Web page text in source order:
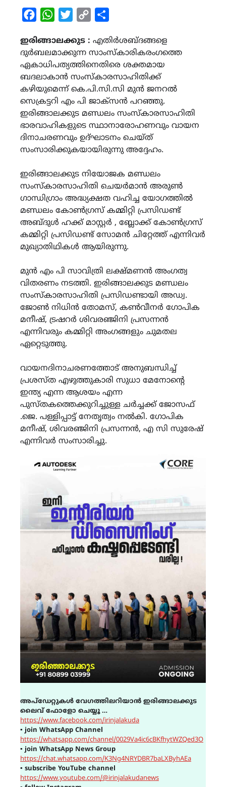
FacebookWhatsAppTwitterCopy
ഇരിങ്ങാലക്കുട : എതിർശബ്ദങ്ങളെ
ദുർബലമാക്കുന്ന സാംസ്കാരികരംഗത്തെ
ഏകാധിപത്യത്തിനെതിരെ ശക്തമായ
ബദലാകാൻ സംസ്കാരസാഹിതിക്ക്
കഴിയുമെന്ന് കെ.പി.സി.സി മുൻ ജനറൽ
സെക്രട്ടറി എം പി ജാക്സൻ പറഞ്ഞു.
ഇരിങ്ങാലക്കുട മണ്ഡലം സംസ്കാരസാഹിതി
ഭാരവാഹികളുടെ സ്ഥാനാരോഹണവും വായന
ദിനാചരണവും ഉദ്ഘാടനം ചെയ്ത്
സംസാരിക്കുകയായിരുന്നു അദ്ദേഹം.
ഇരിങ്ങാലക്കുട നിയോജക മണ്ഡലം
സംസ്കാരസാഹിതി ചെയർമാൻ അരുൺ
ഗാന്ധിഗ്രാം അദ്ധ്യക്ഷത വഹിച്ച യോഗത്തിൽ
മണ്ഡലം കോൺഗ്രസ് കമ്മിറ്റി പ്രസിഡണ്ട്
അബ്ദുൾ ഹക്ക് മാസ്റ്റർ , ബ്ലോക്ക് കോൺഗ്രസ്
കമ്മിറ്റി പ്രസിഡണ്ട് സോമൻ ചിറ്റേത്ത് എന്നിവർ
മുഖ്യാതിഥികൾ ആയിരുന്നു.
മുൻ എം പി സാവിത്രി ലക്ഷ്മണൻ അംഗത്വ
വിതരണം നടത്തി. ഇരിങ്ങാലക്കുട മണ്ഡലം
സംസ്കാരസാഹിതി പ്രസിഡണ്ടായി അഡ്വ.
ജോൺ നിധിൻ തോമസ്, കൺവീനർ ഗോപിക
മനീഷ്, ട്രഷറർ ശിവരഞ്ജിനി പ്രസന്നൻ
എന്നിവരും കമ്മിറ്റി അംഗങ്ങളും ചുമതല
ഏറ്റെടുത്തു.
വായനദിനാചരണത്തോട് അനുബന്ധിച്ച്
പ്രശസ്ത എഴുത്തുകാരി സുധാ മേനോൻ്റെ
ഇന്ത്യ എന്ന ആശയം എന്ന
പുസ്തകത്തെക്കുറിച്ചുള്ള ചർച്ചക്ക് ജോസഫ്
.ജെ. പള്ളിപ്പാട്ട് നേതൃത്വം നൽകി. ഗോപിക
മനീഷ്, ശിവരഞ്ജിനി പ്രസന്നൻ, എ സി സുരേഷ്
എന്നിവർ സംസാരിച്ചു.
അപ്ഡേറ്റുകൾ വേഗത്തിലറിയാൻ ഇരിങ്ങാലക്കുട
ലൈവ് ഫോളോ ചെയ്യൂ …
https://www.facebook.com/irinjalakuda
▪ join WhatsApp Channel
https://whatsapp.com/channel/0029Va4ic6cBKfhytWZQed3O
▪ join WhatsApp News Group
https://chat.whatsapp.com/K3Ng4NRYDBR7baLXByhAEa
▪ subscribe YouTube channel
https://www.youtube.com/@irinjalakudanews